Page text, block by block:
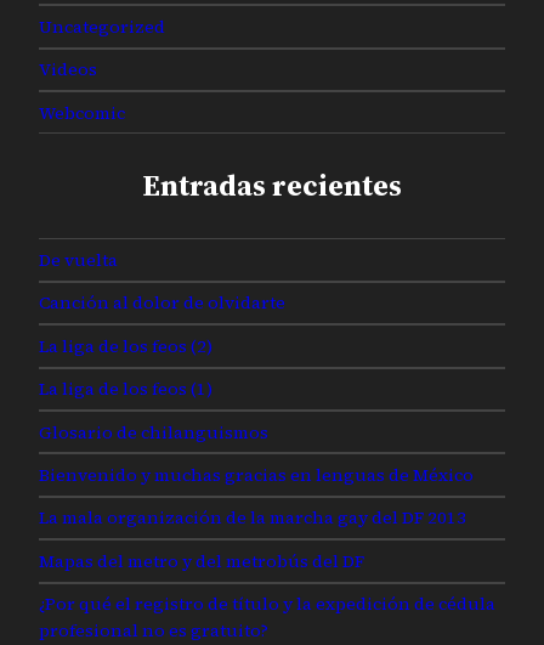
Uncategorized
Videos
Webcomic
Entradas recientes
De vuelta
Canción al dolor de olvidarte
La liga de los feos (2)
La liga de los feos (1)
Glosario de chilanguismos
Bienvenido y muchas gracias en lenguas de México
La mala organización de la marcha gay del DF 2013
Mapas del metro y del metrobús del DF
¿Por qué el registro de título y la expedición de cédula
profesional no es gratuito?